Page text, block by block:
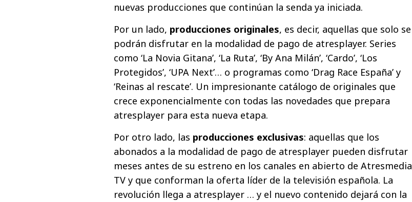
nuevas producciones que continúan la senda ya iniciada.
Por un lado, producciones originales, es decir, aquellas que solo se
podrán disfrutar en la modalidad de pago de atresplayer. Series
como ‘La Novia Gitana’, ‘La Ruta’, ‘By Ana Milán’, ‘Cardo’, ‘Los
Protegidos’, ‘UPA Next’… o programas como ‘Drag Race España’ y
‘Reinas al rescate’. Un impresionante catálogo de originales que
crece exponencialmente con todas las novedades que prepara
atresplayer para esta nueva etapa.
Por otro lado, las producciones exclusivas: aquellas que los
abonados a la modalidad de pago de atresplayer pueden disfrutar
meses antes de su estreno en los canales en abierto de Atresmedia
TV y que conforman la oferta líder de la televisión española. La
revolución llega a atresplayer … y el nuevo contenido dejará con la